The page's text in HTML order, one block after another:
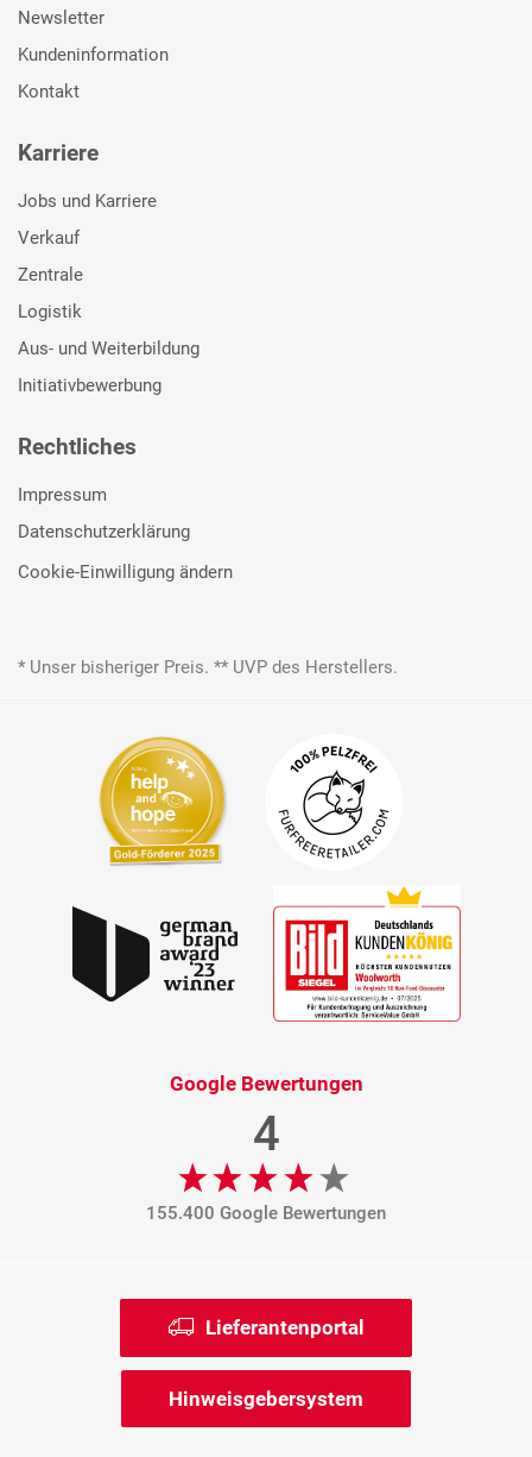
Newsletter
Kundeninformation
Kontakt
Karriere
Jobs und Karriere
Verkauf
Zentrale
Logistik
Aus- und Weiterbildung
Initiativbewerbung
Rechtliches
Impressum
Datenschutzerklärung
Cookie-Einwilligung ändern
* Unser bisheriger Preis. ** UVP des Herstellers.
Google Bewertungen
4
155.400 Google Bewertungen
Lieferantenportal
Hinweisgebersystem